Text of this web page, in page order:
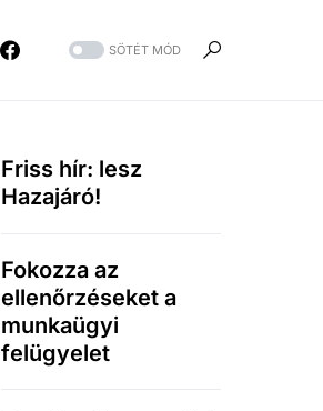
SÖTÉT MÓD
Friss hír: lesz
Hazajáró!
Fokozza az
ellenőrzéseket a
munkaügyi
felügyelet